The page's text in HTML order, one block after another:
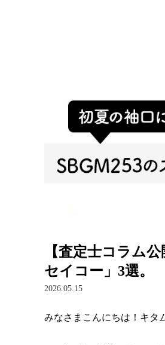
【査定士コラム
セイコー」3選。
2026.05.15
みなさまこんにちは！キタ